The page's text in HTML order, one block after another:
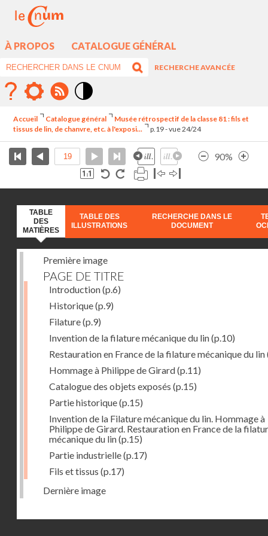
À PROPOS CATALOGUE GÉNÉRAL
RECHERCHE AVANCÉE
élévé
Accueil Catalogue général
Musée rétrospectif de la classe 81 : fils et
tissus de lin, de chanvre, etc. à l'exposi...
p.19 - vue 24/24
90%
TABLE
DES
MATIÈRES
TABLE DES
ILLUSTRATIONS
RECHERCHE DANS LE
DOCUMENT
Première image
PAGE DE TITRE
Introduction(p.6)
Historique(p.9)
Filature(p.9)
Invention de la filature mécanique du lin(p.10)
Restauration en France de la filature mécanique du lin
Hommage à Philippe de Girard(p.11)
Catalogue des objets exposés (p.15)
Partie historique(p.15)
Invention de la Filature mécanique du lin. Hommage à
Philippe de Girard. Restauration en France de la
mécanique du lin(p.15)
Partie industrielle(p.17)
Fils et tissus (p.17)
Dernière image